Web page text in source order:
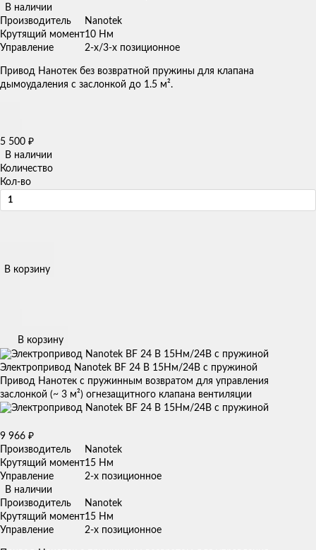
В наличии
Производитель
Nanotek
Крутящий момент10 Нм
Управление
2-х/3-х позиционное
Привод Нанотек без возвратной пружины для клапана
дымоудаления с заслонкой до 1.5 м².
5 500 ₽
В наличии
Количество
Кол-во
В корзину
В корзину
Электропривод Nanotek BF 24 B 15Нм/24В с пружиной
Привод Нанотек с пружинным возвратом для управления
заслонкой (~ 3 м²) огнезащитного клапана вентиляции
9 966 ₽
Производитель
Nanotek
Крутящий момент15 Нм
Управление
2-х позиционное
В наличии
Производитель
Nanotek
Крутящий момент15 Нм
Управление
2-х позиционное